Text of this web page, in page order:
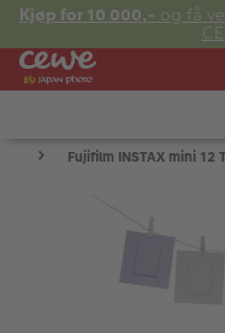
Kjøp for 10 000,- og få
KAMERA
FOTOTILBEHØR
Fujifilm INSTAX mini